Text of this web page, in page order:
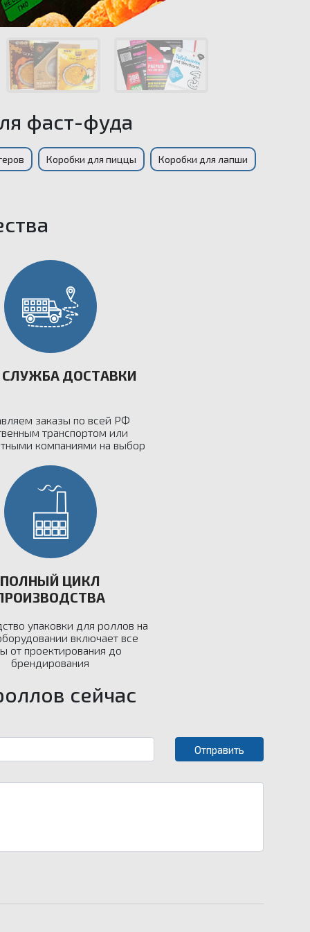
фаст-фуда
Коробки для пиццы Коробки для лапши
СЛУЖБА ДОСТАВКИ
заказы по всей РФ
транспортом или
компаниями на выбор
ПОЛНЫЙ ЦИКЛ
упаковки для роллов на
включает все
от проектирования до
брендирования
сейчас